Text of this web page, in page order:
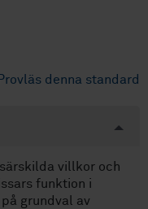
Provläs denna standard
villkor och
funktion i
grundval av